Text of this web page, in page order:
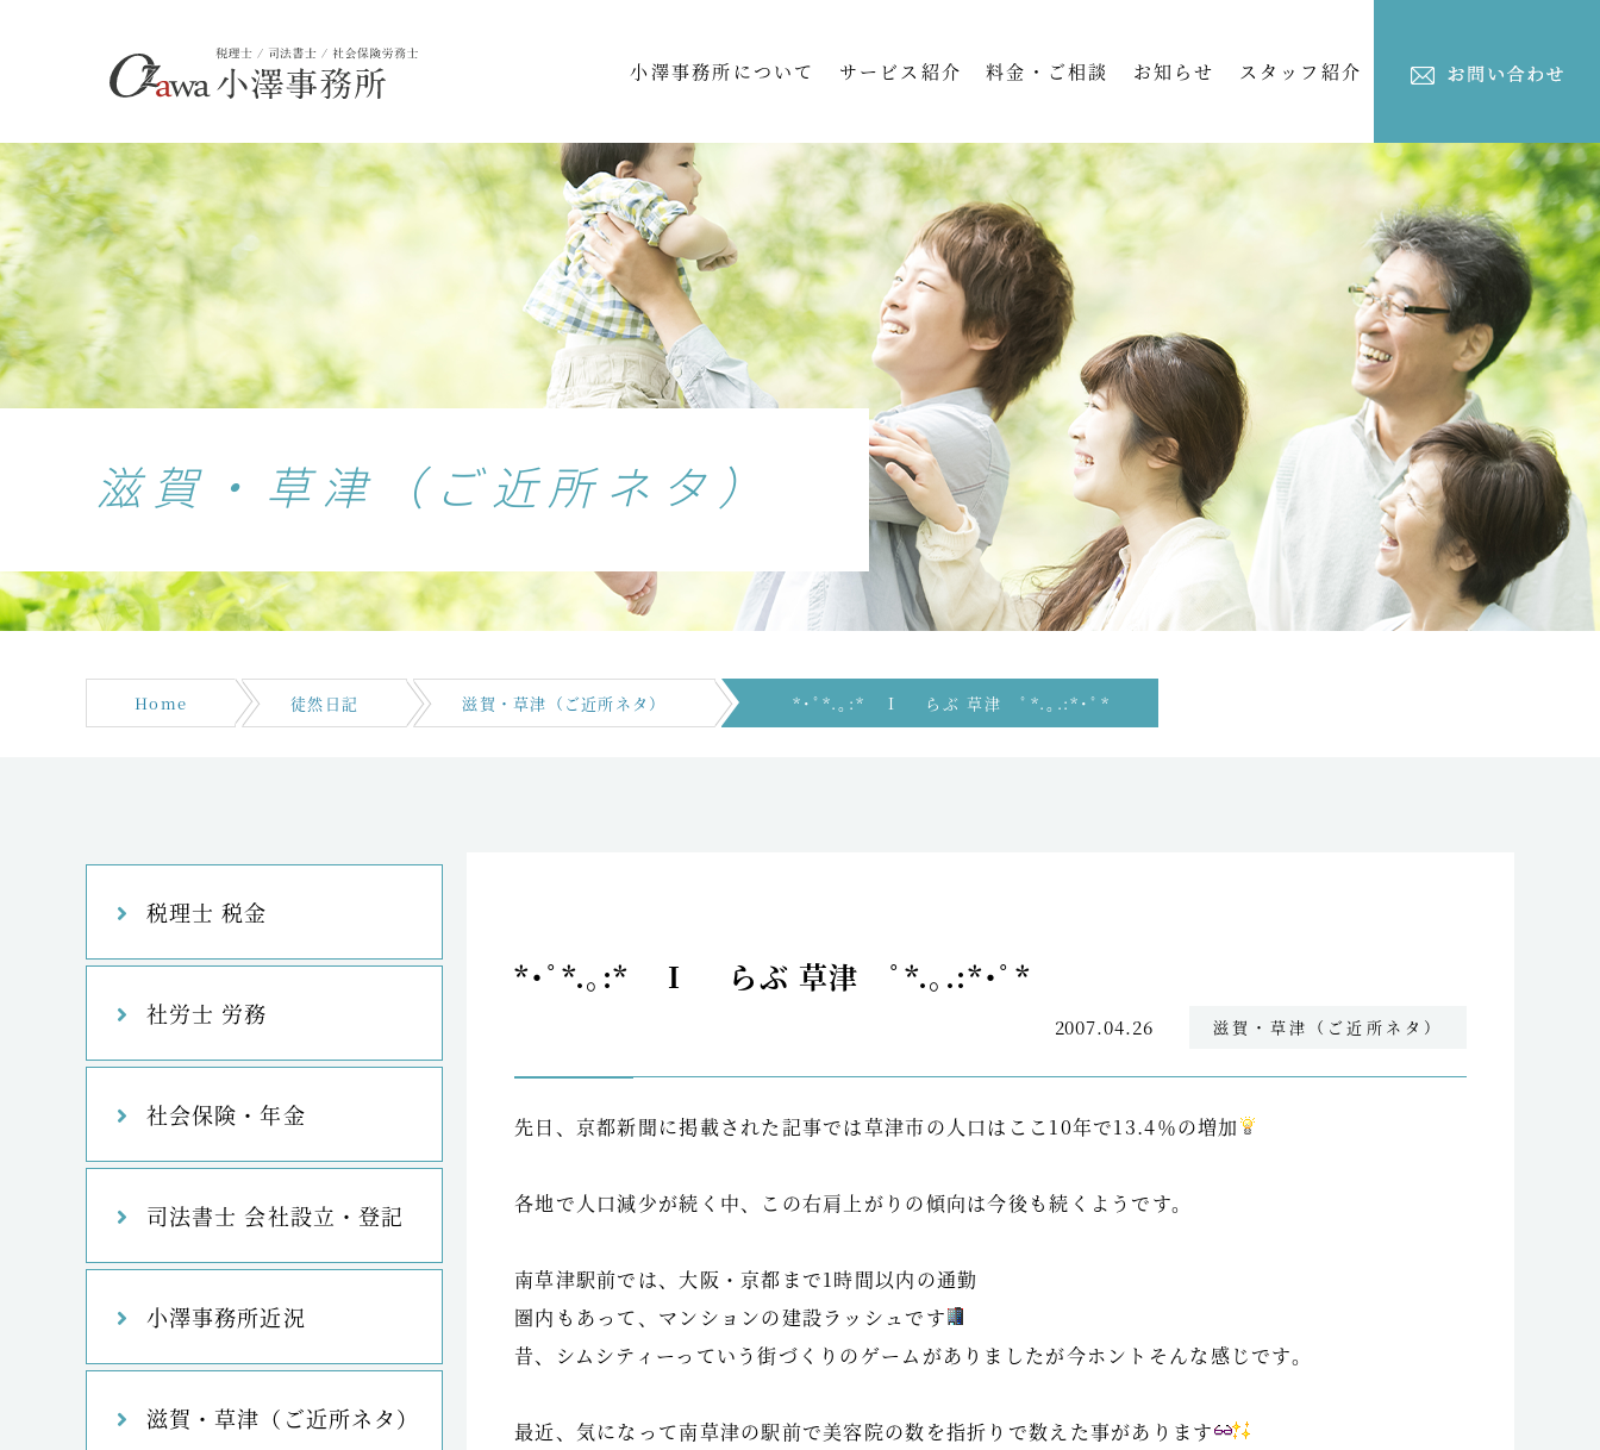
小澤事務所について サービス紹介 料金・ご相談 お知らせ スタッフ紹介
滋賀・草津（ご近所ネタ）
Home 徒然日記 滋賀・草津（ご近所ネタ） *･ﾟ*.｡:* Ｉ らぶ 草津 ﾟ*.｡.:*･ﾟ*
税理士 税金
社労士 労務
社会保険・年金
司法書士 会社設立・登記
小澤事務所近況
滋賀・草津（ご近所ネタ）
*･ﾟ*.｡:* Ｉ らぶ 草津 ﾟ*.｡.:*･ﾟ*
2007.04.26 滋賀・草津（ご近所ネタ）
先日、京都新聞に掲載された記事では草津市の人口はここ10年で13.4％の増加
各地で人口減少が続く中、この右肩上がりの傾向は今後も続くようです。
南草津駅前では、大阪・京都まで1時間以内の通勤
圏内もあって、マンションの建設ラッシュです
昔、シムシティーっていう街づくりのゲームがありましたが今ホントそんな感じです。
最近、気になって南草津の駅前で美容院の数を指折りで数えた事があります